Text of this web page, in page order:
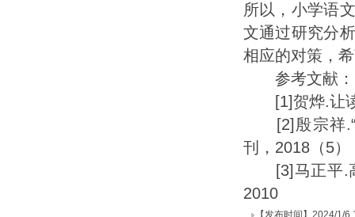
所以，小学语
文通过研究分
相应的对策，
参考文献：
[1]贺烨.让读
[2]殷宗祥.“
刊，2018（5）
[3]马正平.高
2010
【发布时间】2024/1/6